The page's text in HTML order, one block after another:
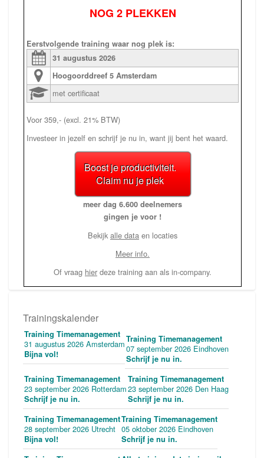
NOG 2 PLEKKEN
Eerstvolgende training waar nog plek is:
31 augustus2026
Hoogoorddreef 5Amsterdam
met certificaat
Voor 359,- (excl. 21% BTW)
Investeer in jezelf en schrijf je nu in, want jij bent het waard.
Boost je productiviteit.
Claim nu je plek
meer dag 6.600 deelnemers
gingen je voor !
Bekijk alle data en locaties
Meer info.
Of vraag hier deze training aan als in-company.
Trainingskalender
Training Timemanagement
31 augustus 2026 Amsterdam
Bijna vol!
Training Timemanagement
07 september 2026 Eindhoven
Schrijf je nu in.
Training Timemanagement
23 september 2026 Rotterdam
Schrijf je nu in.
Training Timemanagement
23 september 2026 Den Haag
Schrijf je nu in.
Training Timemanagement
28 september 2026 Utrecht
Bijna vol!
Training Timemanagement
05 oktober 2026 Eindhoven
Schrijf je nu in.